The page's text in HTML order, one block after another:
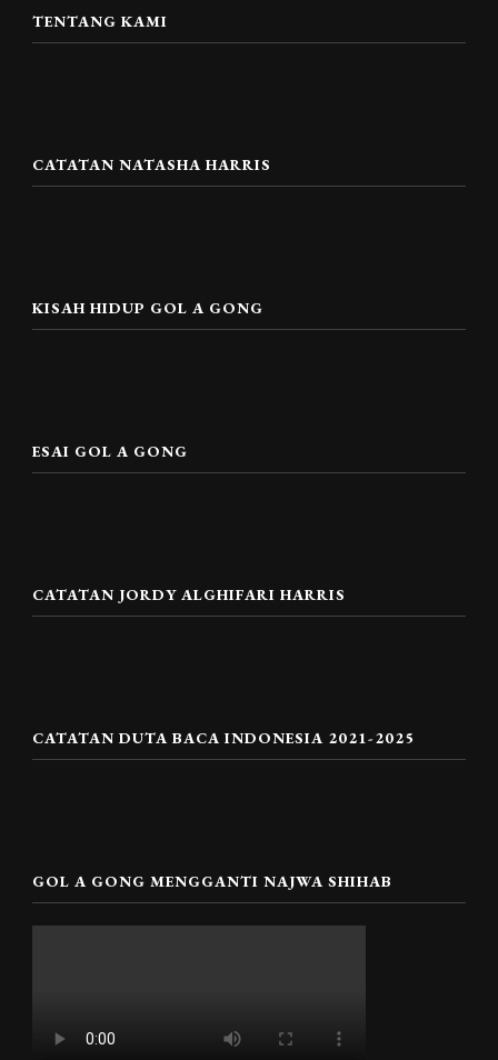
TENTANG KAMI
CATATAN NATASHA HARRIS
KISAH HIDUP GOL A GONG
ESAI GOL A GONG
CATATAN JORDY ALGHIFARI HARRIS
CATATAN DUTA BACA INDONESIA 2021-2025
GOL A GONG MENGGANTI NAJWA SHIHAB